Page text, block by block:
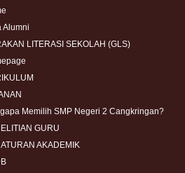
Alumni
LITERASI SEKOLAH (GLS)
Memilih SMP Negeri 2 Cangkringan?
GURU
AKADEMIK